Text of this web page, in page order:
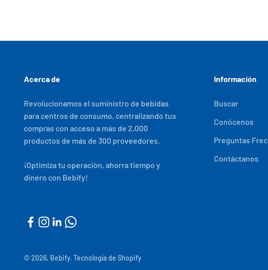
Acerca de
Revolucionamos el suministro de bebidas
para centros de consumo, centralizando tus
compras con acceso a más de 2,000
productos de más de 300 proveedores.
¡Optimiza tu operación, ahorra tiempo y
dinero con Bebify!
Información
Buscar
Conócenos
Preguntas
Contáctanos
© 2026, Bebify. Tecnología de Shopify